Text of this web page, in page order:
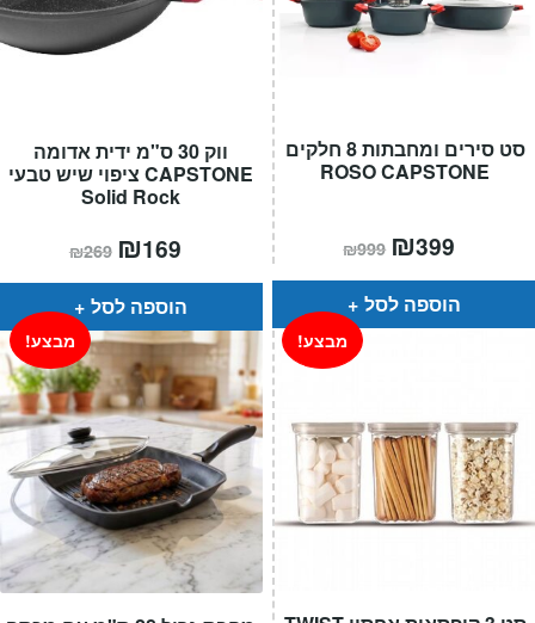
ווק 30 ס"מ ידית אדומה
CAPSTONE ציפוי שיש טבעי
Solid Rock
₪269 המחיר
המקורי
היה:
₪269.
₪169
הוא:
הוספה לסל
סט סירים ומחבתות 8 חלקים
ROSO CAPSTONE
₪999 המחיר
המקורי
היה:
₪999.
₪399
הוא:
הוספה לסל
מבצע! מבצע!